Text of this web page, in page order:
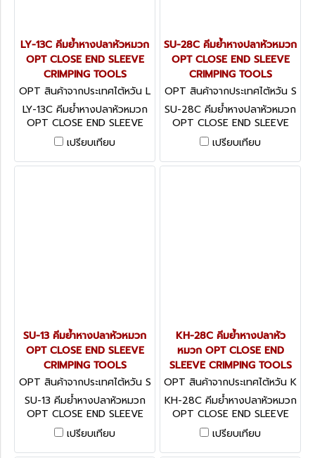
LY-13C คีมย้ำหางปลาหัวหมวก
OPT CLOSE END SLEEVE
CRIMPING TOOLS
OPT สินค้าจากประเทศไต้หวัน L
Y-13C
LY-13C คีมย้ำหางปลาหัวหมวก
OPT CLOSE END SLEEVE
CRIMPING TOOLS
เปรียบเทียบ
SU-28C คีมย้ำหางปลาหัวหมวก
OPT CLOSE END SLEEVE
CRIMPING TOOLS
OPT สินค้าจากประเทศไต้หวัน S
U-28C
SU-28C คีมย้ำหางปลาหัวหมวก
OPT CLOSE END SLEEVE
CRIMPING TOOLS
เปรียบเทียบ
SU-13 คีมย้ำหางปลาหัวหมวก
OPT CLOSE END SLEEVE
CRIMPING TOOLS
OPT สินค้าจากประเทศไต้หวัน S
U-13
SU-13 คีมย้ำหางปลาหัวหมวก
OPT CLOSE END SLEEVE
CRIMPING TOOLS
เปรียบเทียบ
KH-28C คีมย้ำหางปลาหัว
หมวก OPT CLOSE END
SLEEVE CRIMPING TOOLS
OPT สินค้าจากประเทศไต้หวัน K
H-28C
KH-28C คีมย้ำหางปลาหัวหมวก
OPT CLOSE END SLEEVE
CRIMPING TOOLS
เปรียบเทียบ